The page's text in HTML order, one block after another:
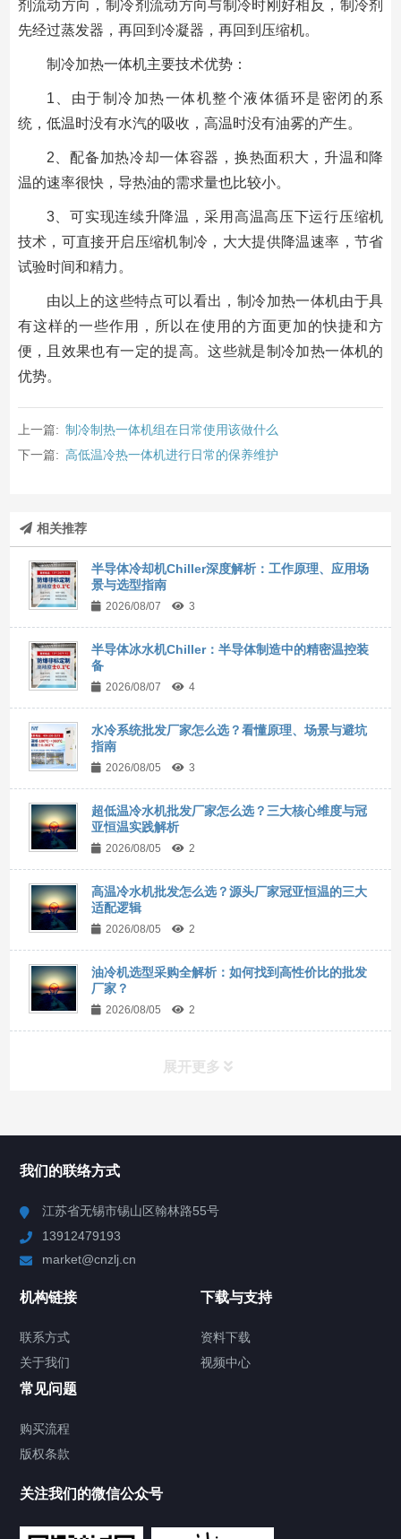
剂流动方向，制冷剂流动方向与制冷时刚好相反，制冷剂
先经过蒸发器，再回到冷凝器，再回到压缩机。
制冷加热一体机主要技术优势：
1、由于制冷加热一体机整个液体循环是密闭的系
统，低温时没有水汽的吸收，高温时没有油雾的产生。
2、配备加热冷却一体容器，换热面积大，升温和降
温的速率很快，导热油的需求量也比较小。
3、可实现连续升降温，采用高温高压下运行压缩机
技术，可直接开启压缩机制冷，大大提供降温速率，节省
试验时间和精力。
由以上的这些特点可以看出，制冷加热一体机由于具
有这样的一些作用，所以在使用的方面更加的快捷和方
便，且效果也有一定的提高。这些就是制冷加热一体机的
优势。
上一篇: 制冷制热一体机组在日常使用该做什么
下一篇: 高低温冷热一体机进行日常的保养维护
相关推荐
半导体冷却机Chiller深度解析：工作原理、应用场
景与选型指南
2026/08/07 3
半导体冰水机Chiller：半导体制造中的精密温控装
备
2026/08/07 4
水冷系统批发厂家怎么选？看懂原理、场景与避坑
指南
2026/08/05 3
超低温冷水机批发厂家怎么选？三大核心维度与冠
亚恒温实践解析
2026/08/05 2
高温冷水机批发怎么选？源头厂家冠亚恒温的三大
适配逻辑
2026/08/05 2
油冷机选型采购全解析：如何找到高性价比的批发
厂家？
2026/08/05 2
展开更多
Chiller高精度制冷循环器
TCU温度控制单元
Chiller气体控温系统
我们的联络方式
江苏省无锡市锡山区翰林路55号
13912479193
market@cnzlj.cn
机构链接
联系方式
关于我们
下载与支持
资料下载
视频中心
常见问题
购买流程
版权条款
关注我们的微信公众号